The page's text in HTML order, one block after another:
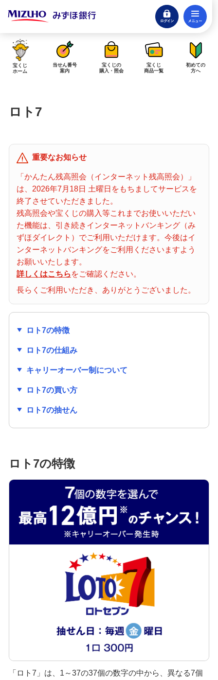
ログイン
閉じる
みずほダイレクトログイン
当せん金の受取方法について
購入した宝くじの確認方法について
「代金が引き落としされない」「購入明細に表示されない」にお答えしま
す。
宝くじホーム
当せん番号案内
宝くじの購入・照会
宝くじ商品一覧
初めての方へ
みずほ銀行店舗・ATM
みずほATM宝くじサービス
みずほ銀行について
宝くじ
ホーム
当せん番号
案内
宝くじの
購入・照会
宝くじ
商品一覧
初めての
方へ
ロト7
重要なお知らせ
「かんたん残高照会（インターネット残高照会）」
は、2026年7月18日 土曜日をもちましてサービスを
終了させていただきました。
残高照会や宝くじの購入等これまでお使いいただい
た機能は、引き続きインターネットバンキング（み
ずほダイレクト）でご利用いただけます。今後はイ
ンターネットバンキングをご利用くださいますよう
お願いいたします。
詳しくはこちら をご確認ください。
長らくご利用いただき、ありがとうございました。
ロト7の特徴
ロト7の仕組み
キャリーオーバー制について
ロト7の買い方
ロト7の抽せん
ロト7の特徴
「ロト7」は、1～37の37個の数字の中から、異なる7個